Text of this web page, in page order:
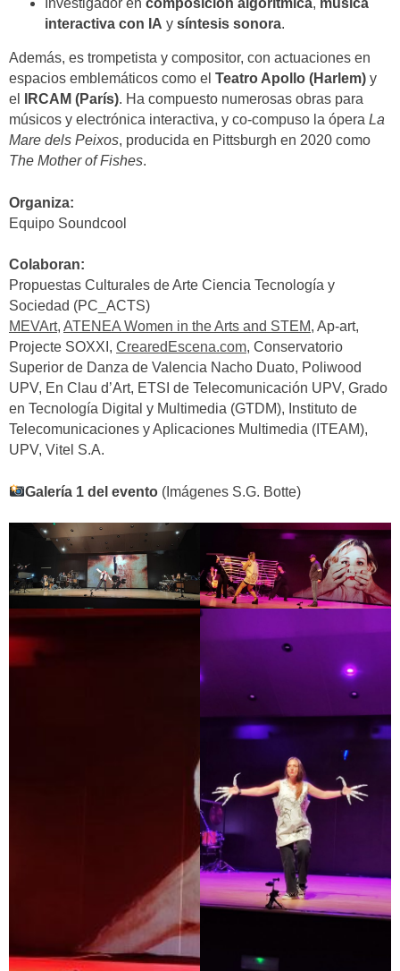
interactiva con IA y síntesis sonora.
Además, es trompetista y compositor, con actuaciones en
espacios emblemáticos como el Teatro Apollo (Harlem) y
el
IRCAM (París). Ha compuesto numerosas obras para
músicos y electrónica interactiva, y co-compuso la ópera La
Mare dels Peixos, producida en Pittsburgh en 2020 como
The Mother of Fishes.
Organiza:
Equipo Soundcool
Colaboran:
Propuestas Culturales de Arte Ciencia Tecnología y
Sociedad (PC_ACTS)
MEVArt, ATENEA Women in the Arts and STEM, Ap-art,
Projecte SOXXI, CrearedEscena.com, Conservatorio
Superior de Danza de Valencia Nacho Duato, Poliwood
UPV, En Clau d’Art, ETSI de Telecomunicación UPV, Grado
en Tecnología Digital y Multimedia (GTDM), Instituto de
Telecomunicaciones y Aplicaciones Multimedia (ITEAM),
UPV, Vitel S.A.
Galería 1 del evento(Imágenes S.G. Botte)